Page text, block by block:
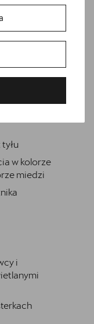
i skrzynią biegów
2
i
w kolorze
miedzi
i